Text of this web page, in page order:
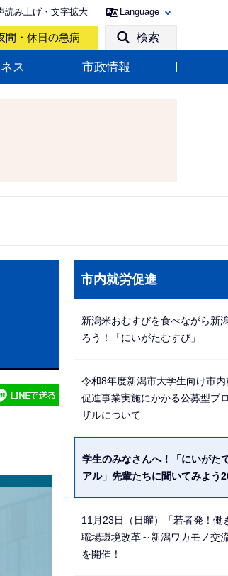
読み上げ・文字拡大 Language
間・休日の急病 検索
ス 市政情報
ビ
ョ
市内就労促進
新潟米おむすびを食べながら新
ろう！「にいがたむすび」
令和8年度新潟市大学生向け市内
促進事業実施にかかる公募型プ
ザルについて
学生のみなさんへ！「にいがた
アル」先輩たちに聞いてみよう
11月23日（日曜）「若者発！働
職場環境改革～新潟ワカモノ交
を開催！